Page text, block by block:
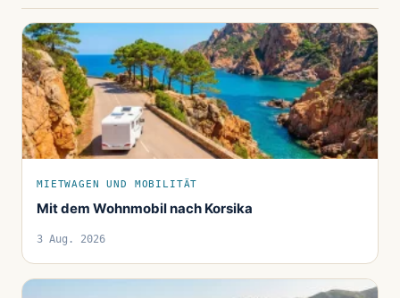
MIETWAGEN UND MOBILITÄT
Mit dem Wohnmobil nach Korsika
3 Aug. 2026